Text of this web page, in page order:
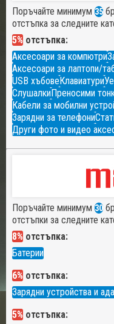
Поръчайте минимум 35
отстъпка за следните
5% отстъпка:
Аксесоари за компютри
Аксесоари за лаптопи/
USB хъбовеКлавиатури
СлушалкиПреносими
Кабели за мобилни
Зарядни за телефони
Други фото и видео
Поръчайте минимум 30
отстъпки за следните
8% отстъпка:
Батерии
6% отстъпка:
Зарядни устройства и
5% отстъпка: